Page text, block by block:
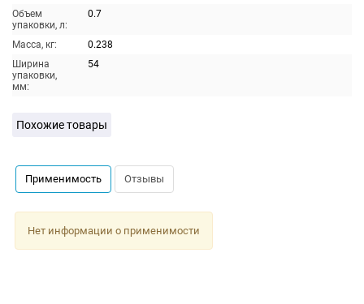
Объем
упаковки, л:
0.7
Масса, кг:
0.238
Ширина
упаковки,
мм:
54
Похожие товары
Применимость Отзывы
Нет информации о применимости